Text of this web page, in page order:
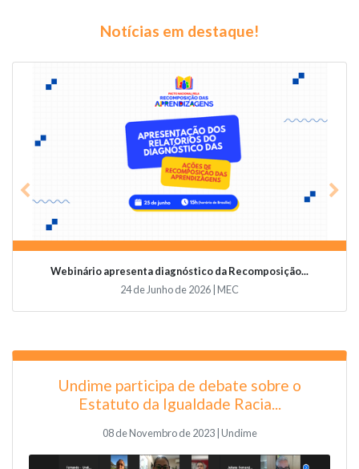
Notícias em destaque!
Webinário apresenta diagnóstico da Recomposição...
24 de Junho de 2026 | MEC
Previous
Undime participa de debate sobre o
Estatuto da Igualdade Racia...
08 de Novembro de 2023 | Undime